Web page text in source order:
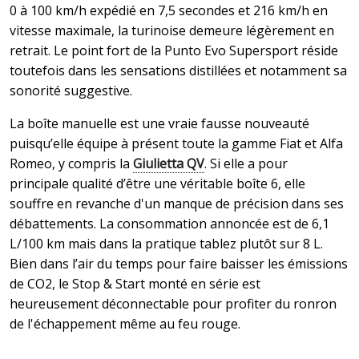
0 à 100 km/h expédié en 7,5 secondes et 216 km/h en
vitesse maximale, la turinoise demeure légèrement en
retrait. Le point fort de la Punto Evo Supersport réside
toutefois dans les sensations distillées et notamment sa
sonorité suggestive.
La boîte manuelle est une vraie fausse nouveauté
puisqu’elle équipe à présent toute la gamme Fiat et Alfa
Romeo, y compris la Giulietta QV. Si elle a pour
principale qualité d’être une véritable boîte 6, elle
souffre en revanche d'un manque de précision dans ses
débattements. La consommation annoncée est de 6,1
L/100 km mais dans la pratique tablez plutôt sur 8 L.
Bien dans l’air du temps pour faire baisser les émissions
de CO2, le Stop & Start monté en série est
heureusement déconnectable pour profiter du ronron
de l'échappement même au feu rouge.